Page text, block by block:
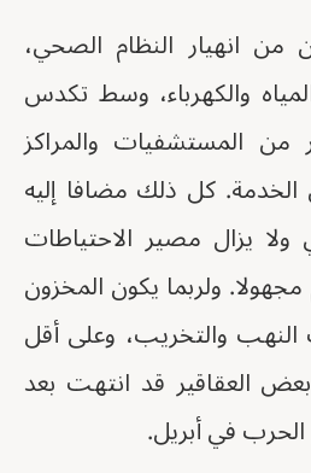
من انهيار النظام الصحي،
والكهرباء، وسط تكدس
من المستشفيات والمراكز
كل ذلك مضافا إليه
ولا يزال مصير الاحتياطات
ولربما يكون المخزون
والتخريب، وعلى أقل
العقاقير قد انتهت بعد
في أبريل.